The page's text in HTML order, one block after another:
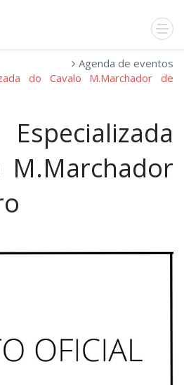
Agenda de eventos
do Cavalo M.Marchador de
Especializada
M.Marchador